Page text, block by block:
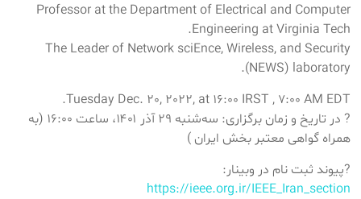
Professor at the Department of Electrical and Computer
Engineering at Virginia Tech.
The Leader of Network sciEnce, Wireless, and Security
(NEWS) laboratory.
Tuesday Dec. 20, 2022, at 16:00 IRST , 7:00 AM EDT.
? در تاریخ و زمان برگزاری: سه‌شنبه ۲۹ آذر ۱۴۰۱، ساعت ۱۶:۰۰ (به
همراه گواهی معتبر بخش ایران )
?پیوند ثبت نام در وبینار:
https://ieee.org.ir/IEEE_Iran_section